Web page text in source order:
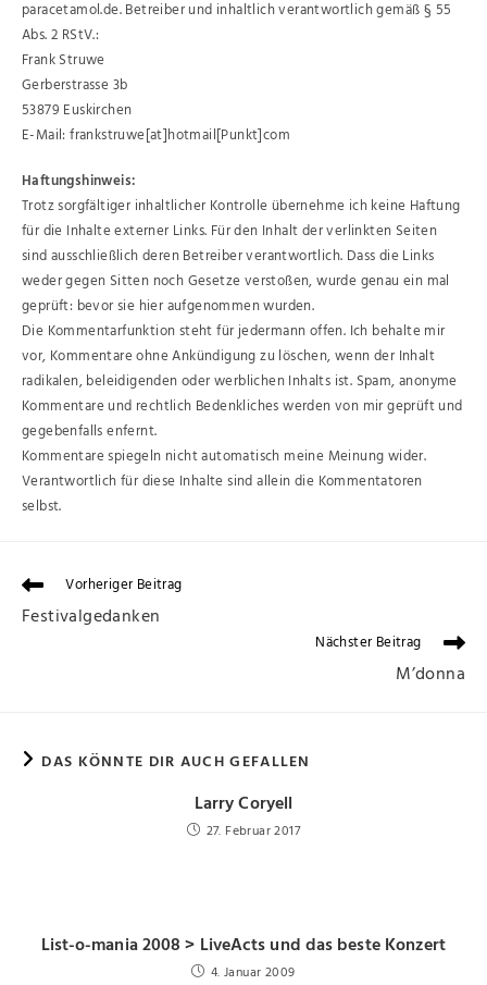
paracetamol.de. Betreiber und inhaltlich verantwortlich gemäß § 55
Abs. 2 RStV.:
Frank Struwe
Gerberstrasse 3b
53879 Euskirchen
E-Mail: frankstruwe[at]hotmail[Punkt]com
Haftungshinweis:
Trotz sorgfältiger inhaltlicher Kontrolle übernehme ich keine Haftung
für die Inhalte externer Links. Für den Inhalt der verlinkten Seiten
sind ausschließlich deren Betreiber verantwortlich. Dass die Links
weder gegen Sitten noch Gesetze verstoßen, wurde genau ein mal
geprüft: bevor sie hier aufgenommen wurden.
Die Kommentarfunktion steht für jedermann offen. Ich behalte mir
vor, Kommentare ohne Ankündigung zu löschen, wenn der Inhalt
radikalen, beleidigenden oder werblichen Inhalts ist. Spam, anonyme
Kommentare und rechtlich Bedenkliches werden von mir geprüft und
gegebenfalls enfernt.
Kommentare spiegeln nicht automatisch meine Meinung wider.
Verantwortlich für diese Inhalte sind allein die Kommentatoren
selbst.
Vorheriger Beitrag
Festivalgedanken
Nächster Beitrag
M’donna
DAS KÖNNTE DIR AUCH GEFALLEN
Larry Coryell
27. Februar 2017
List-o-mania 2008 > LiveActs und das beste Konzert
4. Januar 2009